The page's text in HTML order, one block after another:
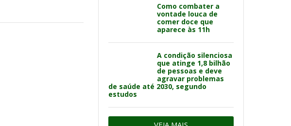
Como combater a
vontade louca de
comer doce que
aparece às 11h
A condição silenciosa
que atinge 1,8 bilhão
de pessoas e deve
agravar problemas
de saúde até 2030, segundo
estudos